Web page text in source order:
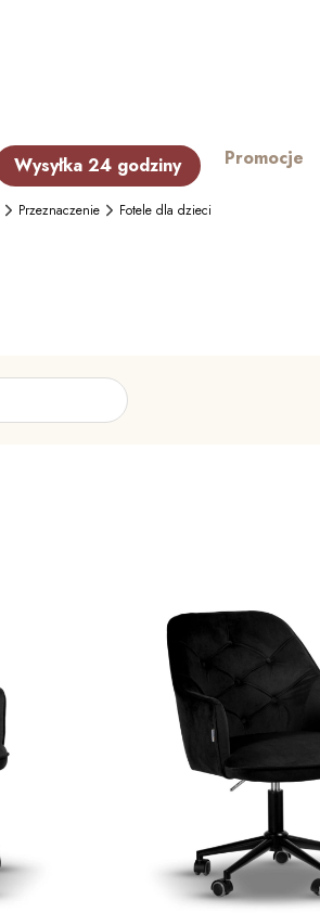
Wysyłka 24 godziny Promocje
Przeznaczenie Fotele dla dzieci